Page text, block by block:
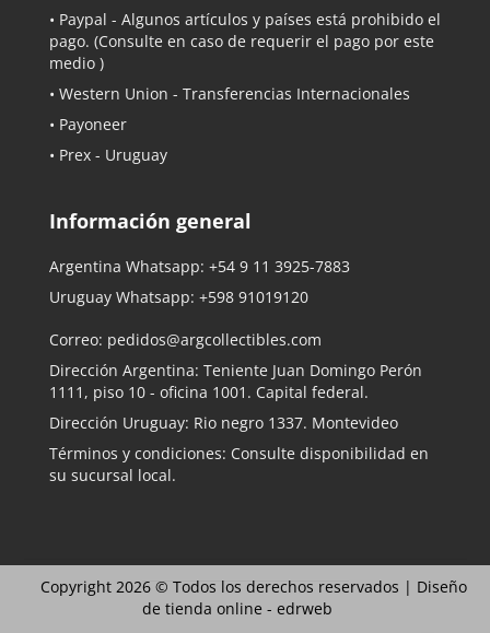
• Paypal - Algunos artículos y países está prohibido el
pago. (Consulte en caso de requerir el pago por este
medio )
• Western Union - Transferencias Internacionales
• Payoneer
• Prex - Uruguay
Información general
Argentina Whatsapp: +54 9 11 3925-7883
Uruguay Whatsapp: +598 91019120
Correo: pedidos@argcollectibles.com
Dirección Argentina: Teniente Juan Domingo Perón
1111, piso 10 - oficina 1001. Capital federal.
Dirección Uruguay: Rio negro 1337. Montevideo
Términos y condiciones: Consulte disponibilidad en
su sucursal local.
Copyright 2026 © Todos los derechos reservados | Diseño
de tienda online - edrweb